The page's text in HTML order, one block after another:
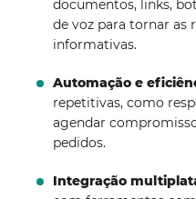
documentos, links,
de voz para tornar as
informativas.
Automação e
repetitivas, como
agendar
pedidos.
Integração